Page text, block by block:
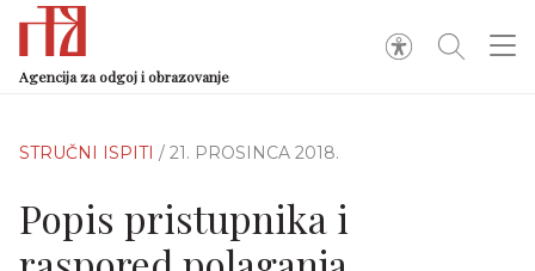
Agencija za odgoj i obrazovanje
STRUČNI ISPITI / 21. PROSINCA 2018.
Popis pristupnika i